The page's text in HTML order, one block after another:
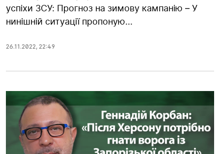
успіхи ЗСУ: Прогноз на зимову кампанію – У
нинішній ситуації пропоную...
26.11.2022, 22:49